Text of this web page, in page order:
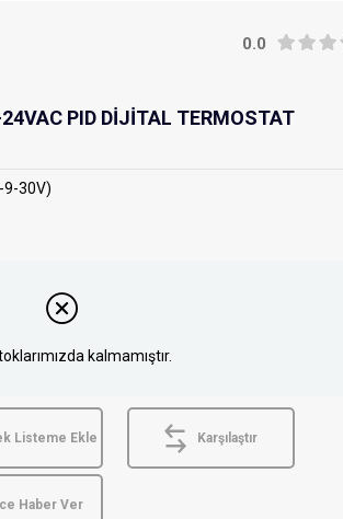
0.0
PID DİJİTAL TERMOSTAT
9-30V)
kalmamıştır.
Listeme Ekle Karşılaştır
Haber Ver